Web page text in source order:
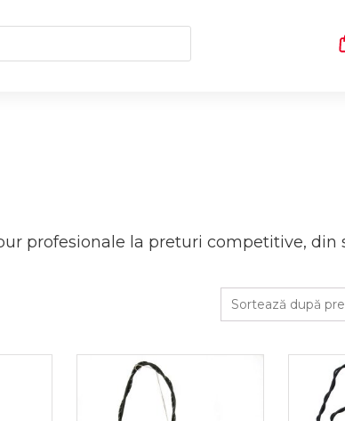
profesionale la preturi competitive, din